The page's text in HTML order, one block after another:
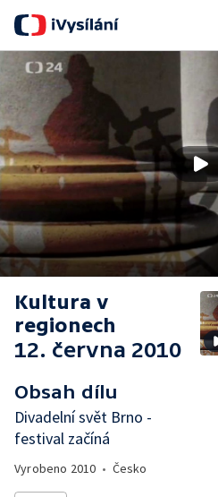
Kultura v
regionech
12. června 2010
Obsah dílu
Divadelní svět Brno -
festival začíná
Vyrobeno 2010 • Česko